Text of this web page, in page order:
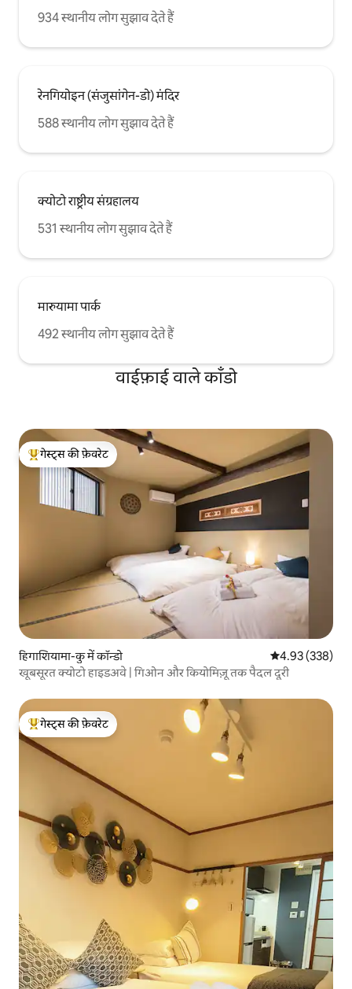
934 स्थानीय लोग सुझाव देते हैं
रेनगियोइन (संजुसांगेन-डो) मंदिर
588 स्थानीय लोग सुझाव देते हैं
क्योटो राष्ट्रीय संग्रहालय
531 स्थानीय लोग सुझाव देते हैं
मारुयामा पार्क
492 स्थानीय लोग सुझाव देते हैं
वाईफ़ाई वाले काँडो
गेस्ट्स का टॉप फ़ेवरेट
गेस्ट्स की फ़ेवरेट
हिगाशियामा-कु में कॉन्डो औसत रेटिंग 5 में से
4.93 (338)
खूबसूरत क्योटो हाइडअवे | गिओन और कियोमिज़ू तक पैदल दूरी
गेस्ट्स का टॉप फ़ेवरेट
गेस्ट्स की फ़ेवरेट